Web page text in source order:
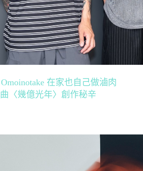
在家也自己做滷肉
〈幾億光年〉創作秘辛